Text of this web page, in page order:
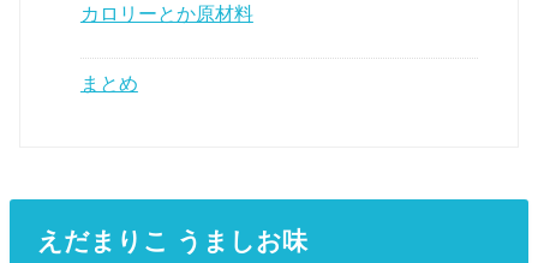
カロリーとか原材料
まとめ
えだまりこ うましお味